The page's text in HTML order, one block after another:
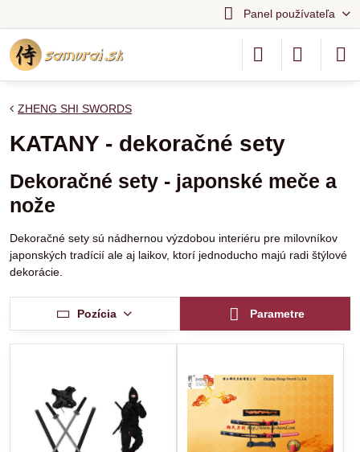
Panel používateľa
ZHENG SHI SWORDS
KATANY - dekoračné sety
Dekoračné sety - japonské meče a
nože
Dekoračné sety sú nádhernou výzdobou interiéru pre milovníkov
japonských tradícií ale aj laikov, ktorí jednoducho majú radi štýlové
dekorácie.
Pozícia Parametre